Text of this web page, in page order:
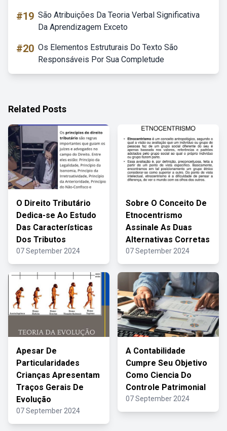
#19 São Atribuições Da Teoria Verbal Significativa
Da Aprendizagem Exceto
#20 Os Elementos Estruturais Do Texto São
Responsáveis Por Sua Completude
Related Posts
O Direito Tributário
Dedica-se Ao Estudo
Das Características
Dos Tributos
07 September 2024
Sobre O Conceito De
Etnocentrismo
Assinale As Duas
Alternativas Corretas
07 September 2024
Apesar De
Particularidades
Crianças Apresentam
Traços Gerais De
Evolução
07 September 2024
A Contabilidade
Cumpre Seu Objetivo
Como Ciencia Do
Controle Patrimonial
07 September 2024